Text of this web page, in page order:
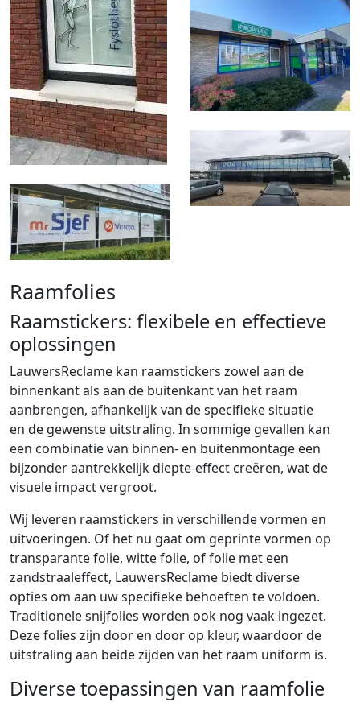
Raamfolies
Raamstickers: flexibele en effectieve
oplossingen
LauwersReclame kan raamstickers zowel aan de
binnenkant als aan de buitenkant van het raam
aanbrengen, afhankelijk van de specifieke situatie
en de gewenste uitstraling. In sommige gevallen kan
een combinatie van binnen- en buitenmontage een
bijzonder aantrekkelijk diepte-effect creëren, wat de
visuele impact vergroot.
Wij leveren raamstickers in verschillende vormen en
uitvoeringen. Of het nu gaat om geprinte vormen op
transparante folie, witte folie, of folie met een
zandstraaleffect, LauwersReclame biedt diverse
opties om aan uw specifieke behoeften te voldoen.
Traditionele snijfolies worden ook nog vaak ingezet.
Deze folies zijn door en door op kleur, waardoor de
uitstraling aan beide zijden van het raam uniform is.
Diverse toepassingen van raamfolie